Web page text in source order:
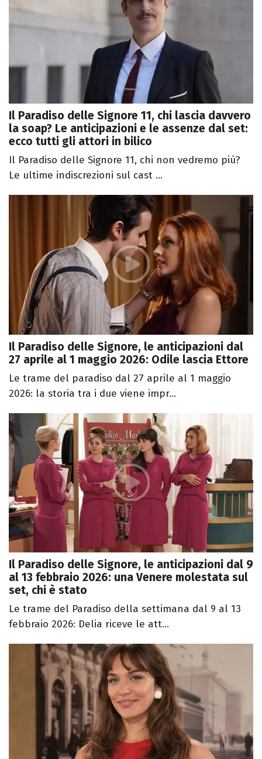
Il Paradiso delle Signore 11, chi lascia davvero
la soap? Le anticipazioni e le assenze dal set:
ecco tutti gli attori in bilico
Il Paradiso delle Signore 11, chi non vedremo più?
Le ultime indiscrezioni sul cast ...
Il Paradiso delle Signore, le anticipazioni dal
27 aprile al 1 maggio 2026: Odile lascia Ettore
Le trame del paradiso dal 27 aprile al 1 maggio
2026: la storia tra i due viene impr...
Il Paradiso delle Signore, le anticipazioni dal 9
al 13 febbraio 2026: una Venere molestata sul
set, chi è stato
Le trame del Paradiso della settimana dal 9 al 13
febbraio 2026: Delia riceve le att...